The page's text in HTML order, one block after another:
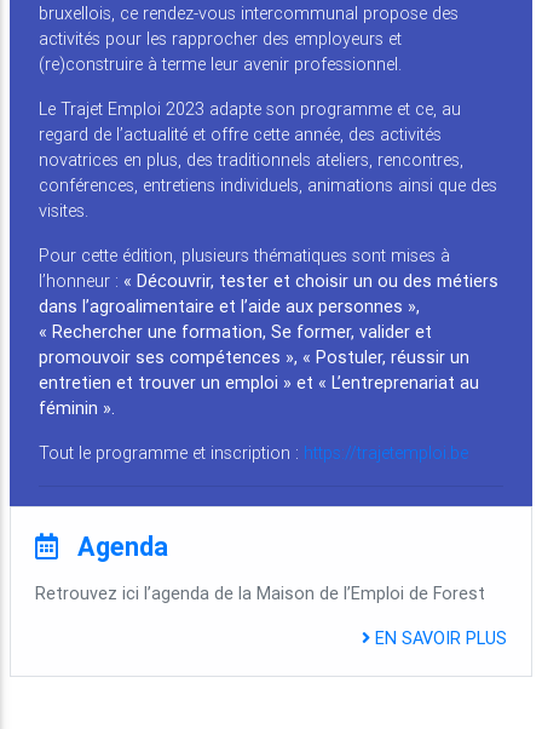
bruxellois, ce rendez-vous intercommunal propose des
activités pour les rapprocher des employeurs et
(re)construire à terme leur avenir professionnel.
Le Trajet Emploi 2023 adapte son programme et ce, au
regard de l’actualité et offre cette année, des activités
novatrices en plus, des traditionnels ateliers, rencontres,
conférences, entretiens individuels, animations ainsi que des
visites.
Pour cette édition, plusieurs thématiques sont mises à
l’honneur : « Découvrir, tester et choisir un ou des métiers
dans l’agroalimentaire et l’aide aux personnes »,
« Rechercher une formation, Se former, valider et
promouvoir ses compétences », « Postuler, réussir un
entretien et trouver un emploi » et « L’entreprenariat au
féminin ».
Tout le programme et inscription : https://trajetemploi.be
Agenda
Retrouvez ici l’agenda de la Maison de l’Emploi de Forest
EN SAVOIR PLUS